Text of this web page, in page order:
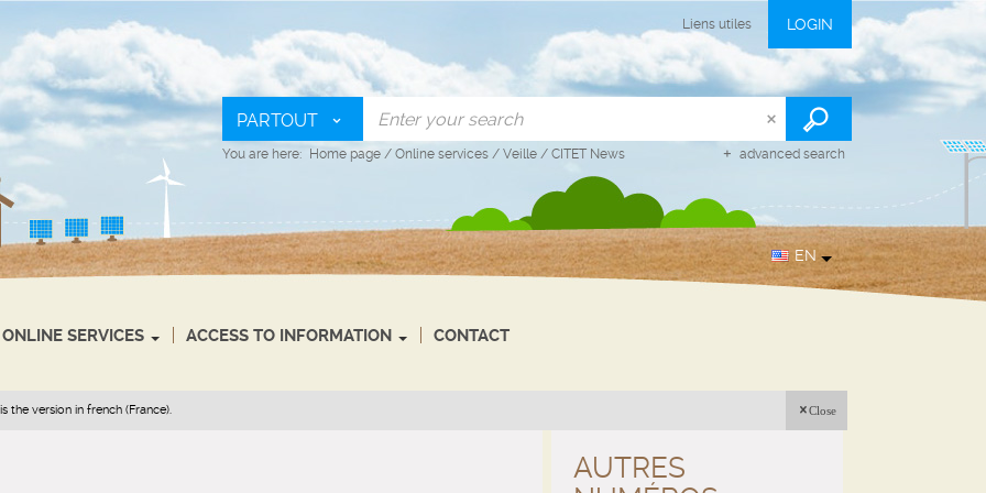
Liens utiles LOGIN
PARTOUT
advanced search
You are here: Home page / Online services / Veille / CITET News
EN
ONLINE SERVICES ACCESS TO INFORMATION CONTACT
the version in french (France). Close
AUTRES